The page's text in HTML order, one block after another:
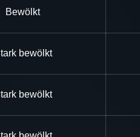
Bewölkt
bewölkt
bewölkt